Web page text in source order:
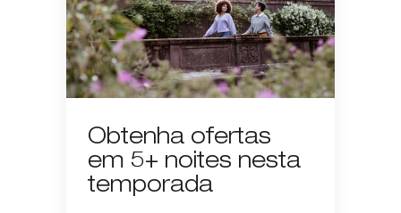
Obtenha ofertas
em 5+ noites nesta
temporada